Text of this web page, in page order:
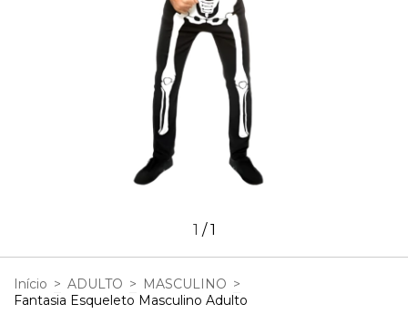
1 /1
Início > ADULTO > MASCULINO >
Fantasia Esqueleto Masculino Adulto